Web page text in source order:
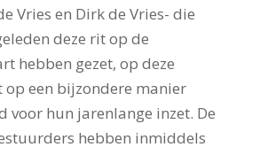
Vries en Dirk de Vries- die
deze rit op de
hebben gezet, op deze
een bijzondere manier
voor hun jarenlange inzet. De
hebben inmiddels